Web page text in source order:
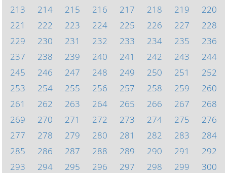
213
214 215 216 217 218 219
220
221
222 223 224 225 226 227
228
229
230 231 232 233 234 235
236
237
238 239 240 241 242 243
244
245
246 247 248 249 250 251
252
253
254 255 256 257 258 259
260
261
262 263 264 265 266 267
268
269
270 271 272 273 274 275
276
277
278 279 280 281 282 283
284
285
286 287 288 289 290 291
292
293
294 295 296 297 298 299
300